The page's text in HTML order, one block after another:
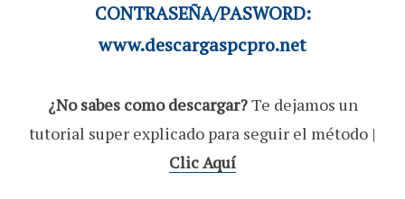
CONTRASEÑA/PASWORD:
www.descargaspcpro.net
¿No sabes como descargar?Te dejamos un
tutorial super explicado para seguir el método |
Clic Aquí